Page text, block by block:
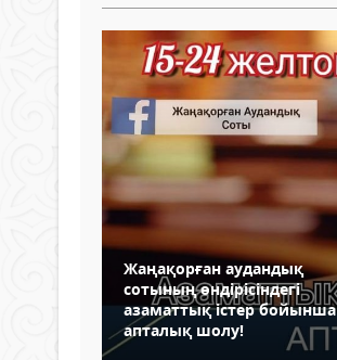
Жаңақорған аудандық
сотының өндірісіндегі
азаматтық істер бойынша
апталық шолу!